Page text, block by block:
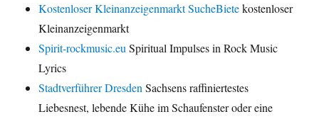
Kostenloser Kleinanzeigenmarkt SucheBietekostenloser
Kleinanzeigenmarkt
Spirit-rockmusic.euSpiritual Impulses in Rock Music
Lyrics
Stadtverführer DresdenSachsens raffiniertestes
Liebesnest, lebende Kühe im Schaufenster oder eine